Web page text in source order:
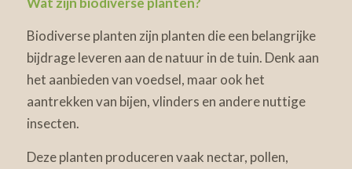
Biodiverse planten zijn planten die een belangrijke
bijdrage leveren aan de natuur in de tuin. Denk aan
het aanbieden van voedsel, maar ook het
aantrekken van bijen, vlinders en andere nuttige
insecten.
Deze planten produceren vaak nectar, pollen,